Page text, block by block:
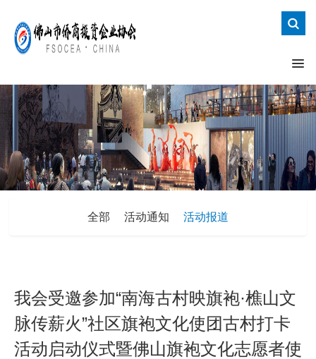
全部 活动通知 活动报道
我会受邀参加“南海古村映旗袍·樵山文
脉传薪火”社区旗袍文化使团古村打卡
活动启动仪式暨佛山旗袍文化志愿者使